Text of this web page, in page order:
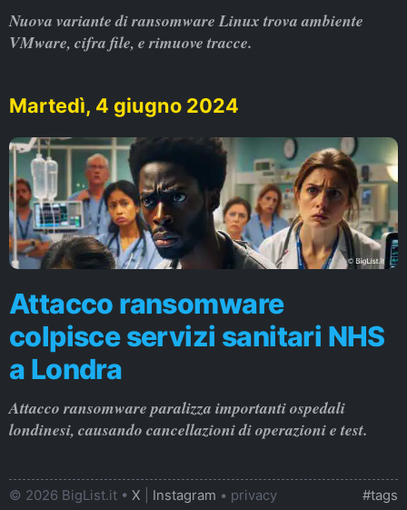
Nuova variante di ransomware Linux trova ambiente
VMware, cifra file, e rimuove tracce.
Martedì, 4 giugno 2024
Attacco ransomware
colpisce servizi sanitari NHS
a Londra
Attacco ransomware paralizza importanti ospedali
londinesi, causando cancellazioni di operazioni e test.
© 2026 BigList.it • X Instagram • privacy #tags